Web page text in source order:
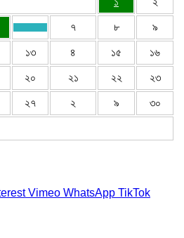
৭ ৮ ৯
১৩ ৪ ১৫ ১৬
২০ ২১ ২২ ২৩
২৭ ২ ৯ ৩০
Vimeo WhatsApp TikTok